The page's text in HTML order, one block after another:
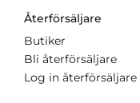
Återförsäljare
Butiker
Bli återförsäljare
Log in återförsäljare